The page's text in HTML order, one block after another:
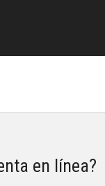
en línea?